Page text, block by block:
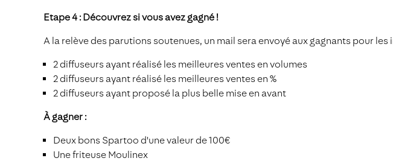
Etape 4 : Découvrez si vous avez gagné !
A la relève des parutions soutenues, un mail sera envoyé aux gagnants pour
2 diffuseurs ayant réalisé les meilleures ventes en volumes
2 diffuseurs ayant réalisé les meilleures ventes en %
2 diffuseurs ayant proposé la plus belle mise en avant ​​​​​
À gagner :
Deux bons Spartoo d'une valeur de 100€
Une friteuse Moulinex